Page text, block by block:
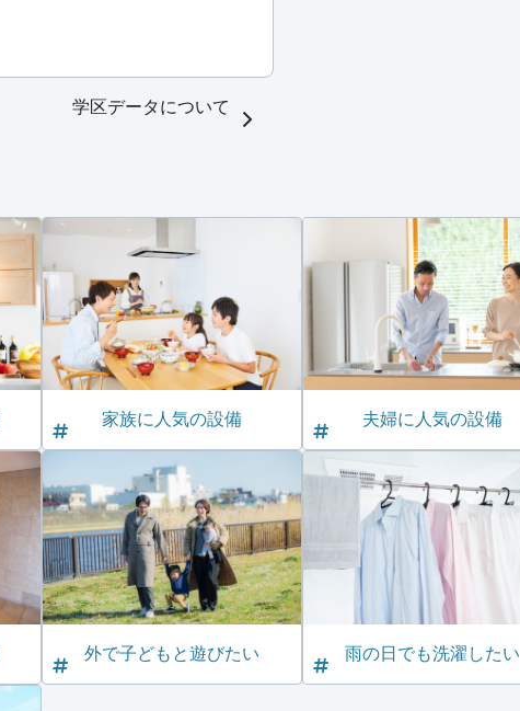
学区データについて
家族に人気の設備 夫婦に人気の設備
外で子どもと遊びたい 雨の日でも洗濯したい